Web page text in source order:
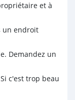
et à
un endroit
Demandez un
c'est trop beau